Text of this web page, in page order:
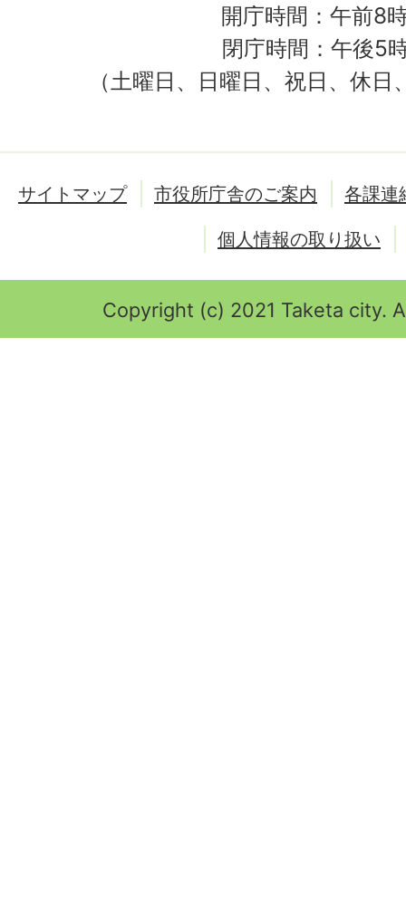
開庁時間：午前8
閉庁時間：午後5
（土曜日、日曜日、祝日、休
サイトマップ 市役所庁舎のご案内
各課連
個人情報の取り扱い
Copyright (c) 2021 Taketa city.